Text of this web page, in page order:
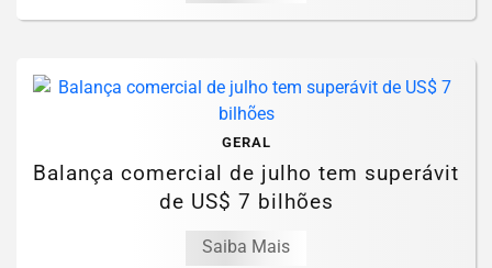
GERAL
Balança comercial de julho tem superávit
de US$ 7 bilhões
Saiba Mais